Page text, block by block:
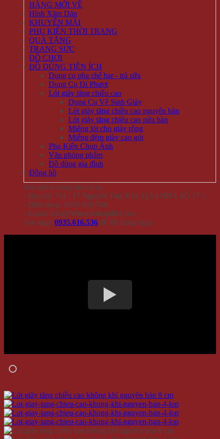
HÀNG MỚI VỀ
Hình Xăm Dán
KHUYẾN MÃI
PHỤ KIỆN THỜI TRANG
QUÀ TẶNG
TRANG SỨC
ĐỒ CHƠI
ĐỒ DÙNG TIỆN ÍCH
Dụng cụ pha chế bar - trà sữa
Dụng Cụ Đi Phượt
Lót giày tăng chiều cao
Dụng Cụ Vệ Sinh Giày
Lót giày tăng chiều cao nguyên bàn
Lót giày tăng chiều cao nửa bàn
Miếng lót cho giày rộng
Miếng đệm giày cao gót
Phụ Kiện Chụp Ảnh
Văn phòng phẩm
Đồ dùng gia đình
Đồng hồ
Sản phẩm đang sẵn có tại
- Địa chỉ: 714 / 17 Nguyễn Trãi, P.11, Q.5 ( NHÀ SỐ 17 )
- Điện thoại: 0935 616 536
- Email: Info@Winwinshop88.Com
Gọi ngay 0935.616.536 để đặt hàng ngay.